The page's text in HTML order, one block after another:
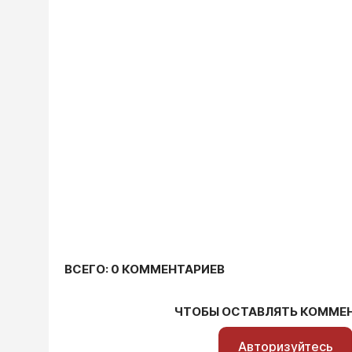
ВСЕГО: 0 КОММЕНТАРИЕВ
ЧТОБЫ ОСТАВЛЯТЬ
Авторизуйтесь